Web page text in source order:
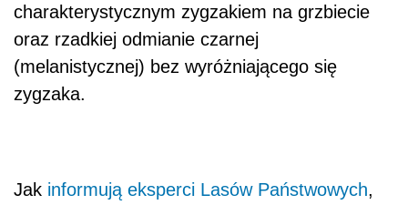
charakterystycznym zygzakiem na grzbiecie
oraz rzadkiej odmianie czarnej
(melanistycznej) bez wyróżniającego się
zygzaka.
Jak informują eksperci Lasów Państwowych,